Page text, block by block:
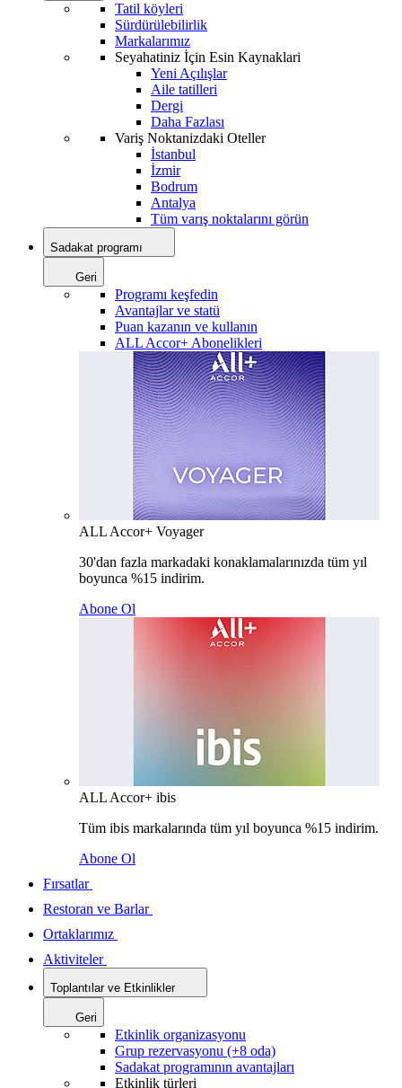
Tatil köyleri
Sürdürülebilirlik
Markalarımız
Seyahatiniz İçin Esin Kaynaklari
Yeni Açılışlar
Aile tatilleri
Dergi
Daha Fazlası
Variş Noktanizdaki Oteller
İstanbul
İzmir
Bodrum
Antalya
Tüm varış noktalarını görün
Sadakat programı
Geri
Programı keşfedin
Avantajlar ve statü
Puan kazanın ve kullanın
ALL Accor+ Abonelikleri
ALL Accor+ Voyager
30'dan fazla markadaki konaklamalarınızda tüm yıl
boyunca %15 indirim.
Abone Ol
ALL Accor+ ibis
Tüm ibis markalarında tüm yıl boyunca %15 indirim.
Abone Ol
Fırsatlar
Restoran ve Barlar
Ortaklarımız
Aktiviteler
Toplantılar ve Etkinlikler
Geri
Etkinlik organizasyonu
Grup rezervasyonu (+8 oda)
Sadakat programının avantajları
Etkinlik türleri